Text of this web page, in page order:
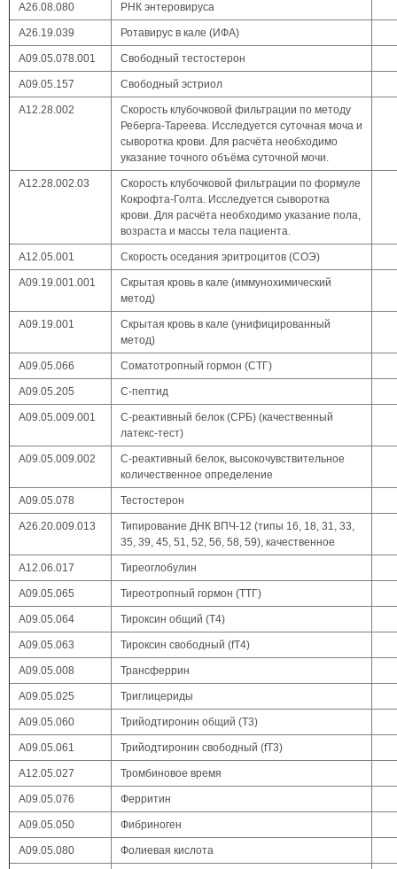
А26.08.080 РНК энтеровируса
А26.19.039 Ротавирус в кале (ИФА)
А09.05.078.001 Свободный тестостерон
A09.05.157 Свободный эстриол
А12.28.002
Скорость клубочковой фильтрации по методу
Реберга-Тареева. Исследуется суточная моча и
сыворотка крови. Для расчёта необходимо
указание точного объёма суточной мочи.
А12.28.002.03
Скорость клубочковой фильтрации по формуле
Кокрофта-Голта. Исследуется сыворотка
крови. Для расчёта необходимо указание пола,
возраста и массы тела пациента.
А12.05.001 Скорость оседания эритроцитов (СОЭ)
А09.19.001.001
Скрытая кровь в кале (иммунохимический
метод)
А09.19.001
Скрытая кровь в кале (унифицированный
метод)
А09.05.066 Соматотропный гормон (СТГ)
А09.05.205 С-пептид
А09.05.009.001
С-реактивный белок (СРБ) (качественный
латекс-тест)
А09.05.009.002
С-реактивный белок, высокочувствительное
количественное определение
A09.05.078 Тестостерон
А26.20.009.013
Типирование ДНК ВПЧ-12 (типы 16, 18, 31, 33,
35, 39, 45, 51, 52, 56, 58, 59), качественное
А12.06.017 Тиреоглобулин
А09.05.065 Тиреотропный гормон (ТТГ)
А09.05.064 Тироксин общий (T4)
А09.05.063 Тироксин свободный (fT4)
А09.05.008 Трансферрин
А09.05.025 Триглицериды
А09.05.060 Трийодтиронин общий (T3)
А09.05.061 Трийодтиронин свободный (fT3)
А12.05.027 Тромбиновое время
А09.05.076 Ферритин
А09.05.050 Фибриноген
А09.05.080 Фолиевая кислота